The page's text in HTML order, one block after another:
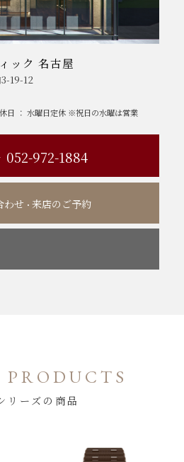
ック 名古屋
19-12
日 ： 水曜日定休 ※祝日の水曜は営業
052-972-1884
わせ ・来店のご予約
リーズの商品